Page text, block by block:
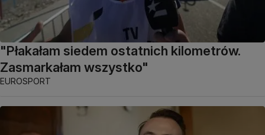
"Płakałam siedem ostatnich kilometrów.
Zasmarkałam wszystko"
EUROSPORT